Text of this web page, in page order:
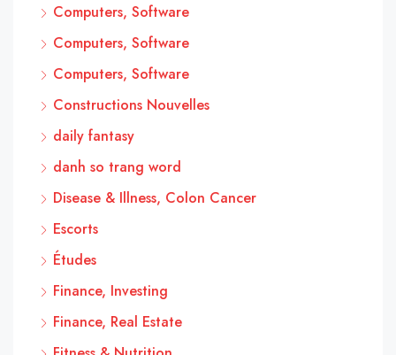
Computers, Software
Computers, Software
Computers, Software
Constructions Nouvelles
daily fantasy
danh so trang word
Disease & Illness, Colon Cancer
Escorts
Études
Finance, Investing
Finance, Real Estate